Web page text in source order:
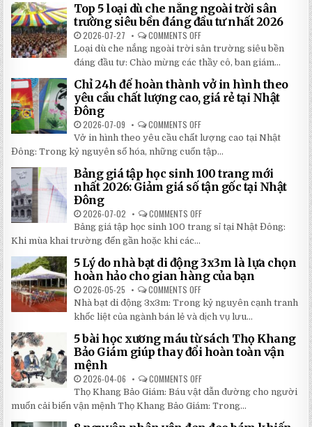
ĐỘNG
QUAY
TAY
TIẾT
2026:
5
BÍ
MẬT
GIÚP
BẠN
TIẾT
KHI
LẮP
ĐẶT
Top 5 loại dù che nắng ngoài trời sân
trường siêu bền đáng đầu tư nhất 2026
2026-07-27 COMMENTS OFF
TOP
5
LOẠI
DÙ
CHE
NẮNG
NGOÀI
TRỜI
BỀN
ĐÁNG
ĐẦU
NHẤT
2026
Loại dù che nắng ngoài trời sân trường siêu bền
đáng đầu tư: Chào mừng các thầy cô, ban giám...
Chỉ 24h để hoàn thành vở in hình theo
yêu cầu chất lượng cao, giá rẻ tại Nhật
Đông
2026-07-09 COMMENTS OFF
CHỈ
24H
ĐỂ
HOÀN
VỞ
IN
HÌNH
YÊU
CHẤT
LƯỢNG
RẺ
TẠI
NHẬT
ĐÔNG
Vở in hình theo yêu cầu chất lượng cao tại Nhật
Đông: Trong kỷ nguyên số hóa, những cuốn tập...
Bảng giá tập học sinh 100 trang mới
nhất 2026: Giảm giá số tận gốc tại Nhật
Đông
2026-07-02 COMMENTS OFF
BẢNG
GIÁ
100
TRANG
MỚI
2026:
GIẢM
GIÁ
SỐ
TẬN
GỐC
TẠI
NHẬT
Bảng giá tập học sinh 100 trang sỉ tại Nhật Đông:
Khi mùa khai trường đến gần hoặc khi các...
5 Lý do nhà bạt di động 3x3m là lựa chọn
hoàn hảo cho gian hàng của bạn
2026-05-25 COMMENTS OFF
5
LÝ
DO
NHÀ
BẠT
DI
ĐỘNG
3X3M
LỰA
HOÀN
HẢO
CHO
HÀNG
Nhà bạt di động 3x3m: Trong kỷ nguyên cạnh tranh
khốc liệt của ngành bán lẻ và dịch vụ lưu...
5 bài học xương máu từ sách Thọ Khang
Bảo Giám giúp thay đổi hoàn toàn vận
mệnh
2026-04-06 COMMENTS OFF
5
BÀI
HỌC
XƯƠNG
MÁU
Thọ Khang Bảo Giám: Báu vật dẫn đường cho người
muốn cải biến vận mệnh Thọ Khang Bảo Giám: Trong...